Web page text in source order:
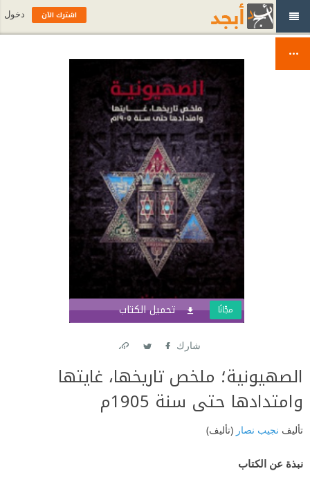
تحميل الكتاب مجّانًا
شارك
الصهيونية؛ ملخص تاريخها، غايتها
وامتدادها حتى سنة 1905م
تأليف نجيب نصار (تأليف)
نبذة عن الكتاب
اشترك الآن دخول